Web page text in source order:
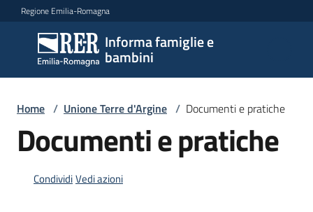
Vai al contenuto
Vai alla navigazione
Vai al footer
Regione Emilia-Romagna
Informa famiglie e
bambini
Informa
famiglie
e
bambini
Home / Unione Terre d'Argine / Documenti e pratiche
Documenti e pratiche
CondividiVedi azioni